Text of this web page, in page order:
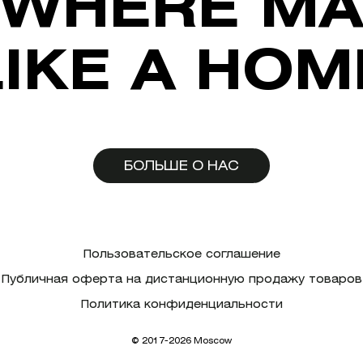
A
БОЛЬШЕ О НАС
Пользовательское соглашение
Публичная оферта на дистанционную продажу товаров
Политика конфиденциальности
© 2017-2026 Moscow